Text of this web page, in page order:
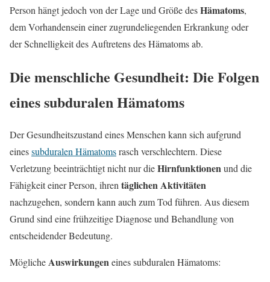
Person hängt jedoch von der Lage und Größe desHämatoms,
dem Vorhandensein einer zugrundeliegenden Erkrankung oder
der Schnelligkeit des Auftretens des Hämatoms ab.
Die menschliche Gesundheit: Die Folgen
eines subduralen Hämatoms
Der Gesundheitszustand eines Menschen kann sich aufgrund
einessubduralen Hämatomsrasch verschlechtern. Diese
Verletzung beeinträchtigt nicht nur dieHirnfunktionenund die
Fähigkeit einer Person, ihrentäglichen Aktivitäten
nachzugehen, sondern kann auch zum Tod führen. Aus diesem
Grund sind eine frühzeitige Diagnose und Behandlung von
entscheidender Bedeutung.
MöglicheAuswirkungeneines subduralen Hämatoms: